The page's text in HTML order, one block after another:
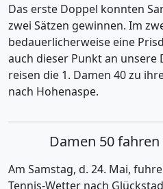
Das erste Doppel konnten
zwei Sätzen gewinnen. Im
bedauerlicherweise eine
auch dieser Punkt an unsere
reisen die 1. Damen 40 zu
nach Hohenaspe.
Damen 50
Am Samstag, d. 24. Mai,
Tennis-Wetter nach